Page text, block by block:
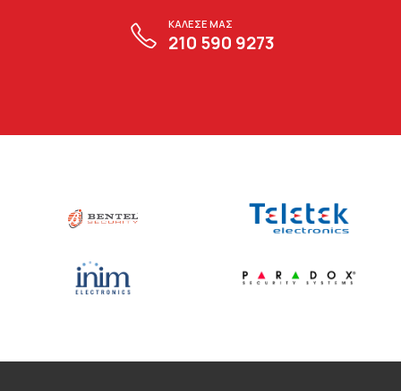
ΚΑΛΕΣΕ ΜΑΣ
210 590 9273